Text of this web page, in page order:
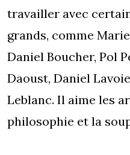
travailler avec
grands, comme
Daniel Boucher, Pol
Daoust, Daniel
Leblanc. Il aime les
philosophie et la